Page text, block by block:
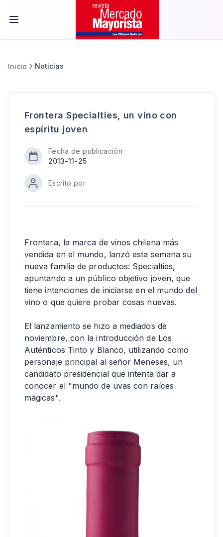
Inicio Noticias
Frontera Specialties, un vino con
espíritu joven
Fecha de publicación
2013-11-25
Escrito por
Frontera, la marca de vinos chilena más
vendida en el mundo, lanzó esta semana su
nueva familia de productos: Specialties,
apuntando a un público objetivo joven, que
tiene intenciones de iniciarse en el mundo del
vino o que quiere probar cosas nuevas.
El lanzamiento se hizo a mediados de
noviembre, con la introducción de Los
Auténticos Tinto y Blanco, utilizando como
personaje principal al señor Meneses, un
candidato presidencial que intenta dar a
conocer el "mundo de uvas con raíces
mágicas".